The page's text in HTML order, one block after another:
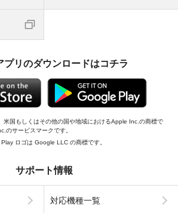
プリのダウンロードはコチラ
国もしくはその他の国や地域におけるApple Inc.の商標で
のサービスマークです。
ロゴは Google LLC の商標です。
サポート情報
対応機種一覧